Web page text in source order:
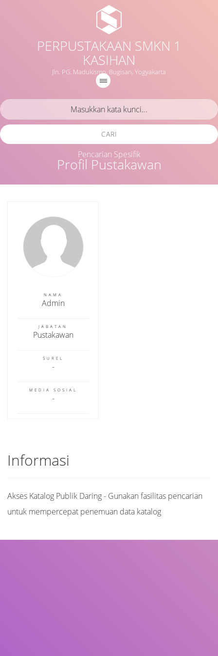
PERPUSTAKAAN SMKN 1
KASIHAN
Jln. PG. Madukismo, Bugisan, Yogyakarta
Profil Pustakawan
CARI
Pencarian Spesifik
NAMA
Admin
JABATAN
Pustakawan
SUREL
MEDIA SOSIAL
Informasi
Akses Katalog Publik Daring - Gunakan fasilitas pencarian
untuk mempercepat penemuan data katalog